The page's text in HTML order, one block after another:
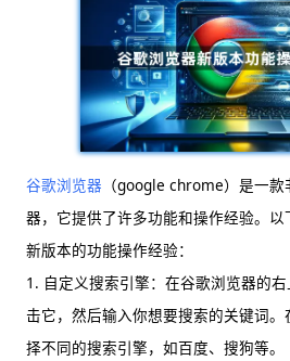
谷歌浏览器 （google chrome）是一
器，它提供了许多功能和操作经验。
新版本的功能操作经验：
1. 自定义搜索引擎：在谷歌浏览器的
击它，然后输入你想要搜索的关键词
择不同的搜索引擎，如百度、搜狗等。